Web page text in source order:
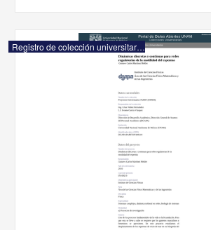
Registro de colección universitaria